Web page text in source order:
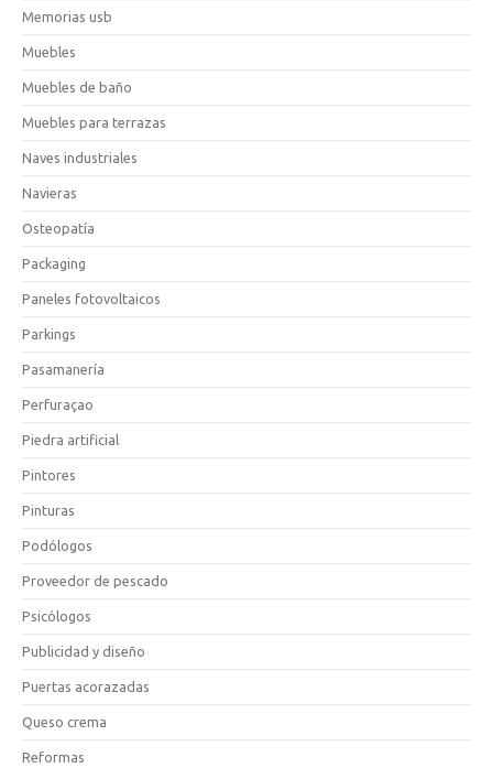
Memorias usb
Muebles
Muebles de baño
Muebles para terrazas
Naves industriales
Navieras
Osteopatía
Packaging
Paneles fotovoltaicos
Parkings
Pasamanería
Perfuraçao
Piedra artificial
Pintores
Pinturas
Podólogos
Proveedor de pescado
Psicólogos
Publicidad y diseño
Puertas acorazadas
Queso crema
Reformas